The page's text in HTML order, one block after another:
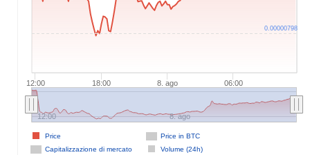
12:00 18:00 8. ago 06:00
Price in BTC
Capitalizzazione di mercato
Volume (24h)
Price
12:00 8. ago
0.00000798